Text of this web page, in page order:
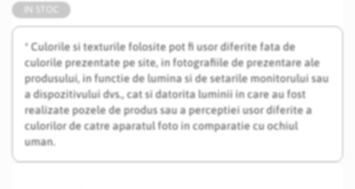
* Culorile si texturile folosite pot fi usor diferite fata de
culorile prezentate pe site, in fotografiile de prezentare ale
produsului, in functie de lumina si de setarile monitorului sau
a dispozitivului dvs., cat si datorita luminii in care au fost
realizate pozele de produs sau a perceptiei usor diferite a
culorilor de catre aparatul foto in comparatie cu ochiul
uman.